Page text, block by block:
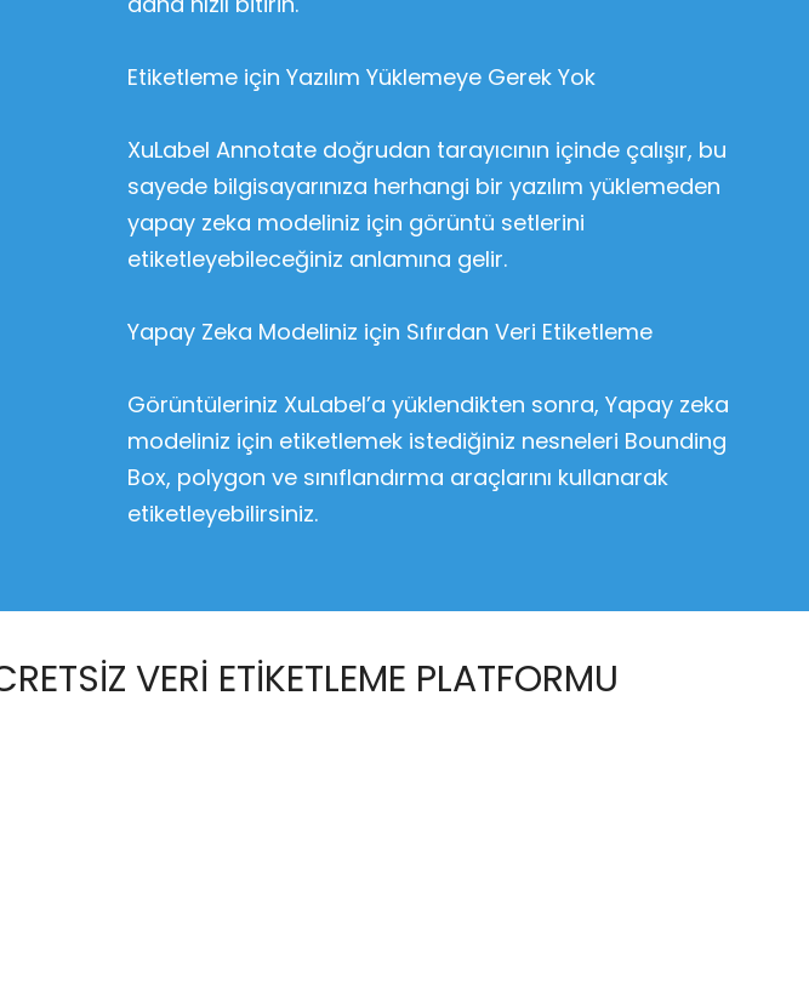
Etiketleme için Yazılım Yüklemeye Gerek Yok
XuLabel Annotate doğrudan tarayıcının içinde çalışır, bu
sayede bilgisayarınıza herhangi bir yazılım yüklemeden
yapay zeka modeliniz için görüntü setlerini
etiketleyebileceğiniz anlamına gelir.
Yapay Zeka Modeliniz için Sıfırdan Veri Etiketleme
Görüntüleriniz XuLabel’a yüklendikten sonra, Yapay zeka
modeliniz için etiketlemek istediğiniz nesneleri Bounding
Box, polygon ve sınıflandırma araçlarını kullanarak
etiketleyebilirsiniz.
VERI ETIKETLEME PLATFORMU